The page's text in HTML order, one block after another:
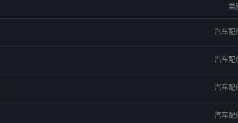
类
汽车配
汽车配
汽车配
汽车配